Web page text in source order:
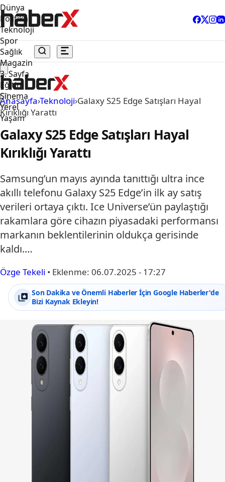
Dünya
Politika
Teknoloji
Spor
Sağlık
Magazin
3. Sayfa
Eğitim
Sinema
Yerel
Yaşam
Anasayfa›Teknoloji›Galaxy S25 Edge Satışları Hayal
Kırıklığı Yarattı
Galaxy S25 Edge Satışları Hayal
Kırıklığı Yarattı
Samsung’un mayıs ayında tanıttığı ultra ince
akıllı telefonu Galaxy S25 Edge’in ilk ay satış
verileri ortaya çıktı. Ice Universe’ün paylaştığı
rakamlara göre cihazın piyasadaki performansı
markanın beklentilerinin oldukça gerisinde
kaldı.…
Özge Tekeli • Eklenme: 06.07.2025 - 17:27
Son Dakika ve Önemli Haberler İçin Google Haberler'de
Bizi Kaynak Ekleyin!